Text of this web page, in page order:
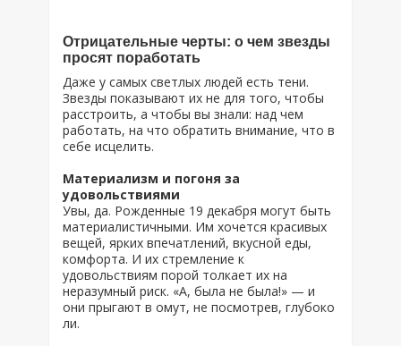
Отрицательные черты: о чем звезды
просят поработать
Даже у самых светлых людей есть тени.
Звезды показывают их не для того, чтобы
расстроить, а чтобы вы знали: над чем
работать, на что обратить внимание, что в
себе исцелить.
Материализм и погоня за
удовольствиями
Увы, да. Рожденные 19 декабря могут быть
материалистичными. Им хочется красивых
вещей, ярких впечатлений, вкусной еды,
комфорта. И их стремление к
удовольствиям порой толкает их на
неразумный риск. «А, была не была!» — и
они прыгают в омут, не посмотрев, глубоко
ли.